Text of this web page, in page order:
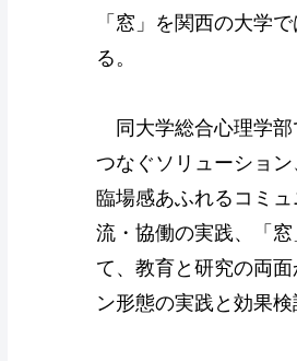
「窓」を関西の大学
る。
同大学総合心理学部
つなぐソリューショ
臨場感あふれるコミ
流・協働の実践、「
て、教育と研究の両
ン形態の実践と効果検